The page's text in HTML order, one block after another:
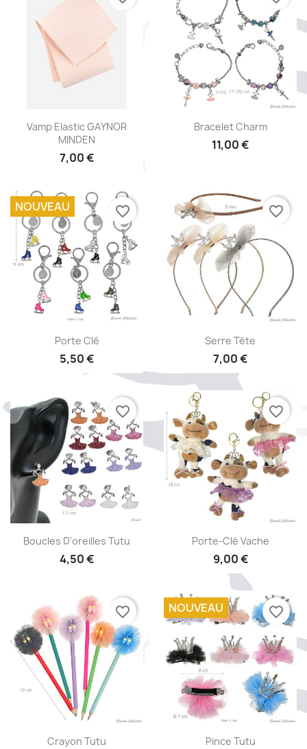
Aperçu rapide
Vamp Elastic GAYNOR
MINDEN
7,00 €
Aperçu rapide
Bracelet Charm
11,00 €
Aperçu rapide
+1
Porte Clé
5,50 €
NOUVEAU favorite_border
Aperçu rapide
Serre Tête
7,00 €
favorite_border
Aperçu rapide
+1
Boucles D'oreilles Tutu
4,50 €
favorite_border
Aperçu rapide
Porte-Clé Vache
9,00 €
favorite_border
Aperçu rapide
Crayon Tutu
favorite_border
Aperçu rapide
Pince Tutu
NOUVEAU favorite_border